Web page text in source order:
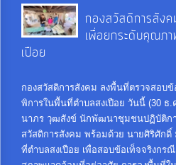
ข้อมูล
การ
ติดต่อ
กองสวัสดิการสัง
เพื่อยกระดับคุณภ
เปือย
กองสวัสดิการสังคม ลงพื้นที่ตรวจสอบ
พิการในพื้นที่ตำบลสงเปือย วันนี้ (30 ธ.
นาภร วุฒสังข์ นักพัฒนาชุมชนปฏิบัติกา
สวัสดิการสังคม พร้อมด้วย นายศิริศัก
ที่ตำบลสงเปือย เพื่อสอบข้อเท็จจริงก